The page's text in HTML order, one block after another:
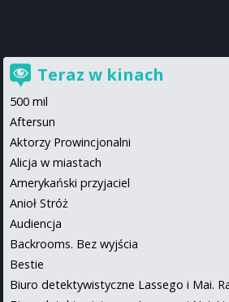
Teraz w kinach
500 mil
Aftersun
Aktorzy Prowincjonalni
Alicja w miastach
Amerykański przyjaciel
Anioł Stróż
Audiencja
Backrooms. Bez wyjścia
Bestie
Biuro detektywistyczne Lassego i Mai.